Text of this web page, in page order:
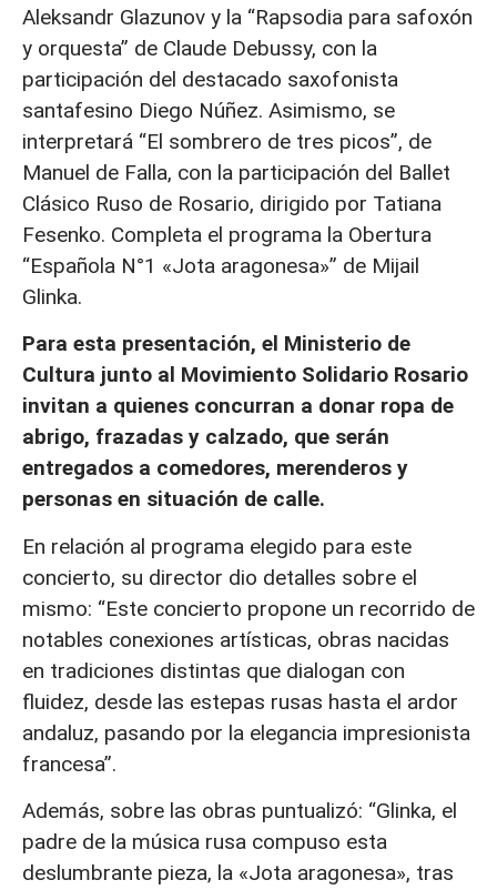
Aleksandr Glazunov y la “Rapsodia para safoxón
y orquesta” de Claude Debussy, con la
participación del destacado saxofonista
santafesino Diego Núñez. Asimismo, se
interpretará “El sombrero de tres picos”, de
Manuel de Falla, con la participación del Ballet
Clásico Ruso de Rosario, dirigido por Tatiana
Fesenko. Completa el programa la Obertura
“Española N°1 «Jota aragonesa»” de Mijail
Glinka.
Para esta presentación, el Ministerio de
Cultura junto al Movimiento Solidario Rosario
invitan a quienes concurran a donar ropa de
abrigo, frazadas y calzado, que serán
entregados a comedores, merenderos y
personas en situación de calle.
En relación al programa elegido para este
concierto, su director dio detalles sobre el
mismo: “Este concierto propone un recorrido de
notables conexiones artísticas, obras nacidas
en tradiciones distintas que dialogan con
fluidez, desde las estepas rusas hasta el ardor
andaluz, pasando por la elegancia impresionista
francesa”.
Además, sobre las obras puntualizó: “Glinka, el
padre de la música rusa compuso esta
deslumbrante pieza, la «Jota aragonesa», tras